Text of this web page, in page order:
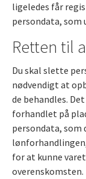
ligeledes får
persondata, som
Retten til
Du skal slette
nødvendigt at
de behandles.
forhandlet på
persondata, som
for at kunne
overenskomsten.